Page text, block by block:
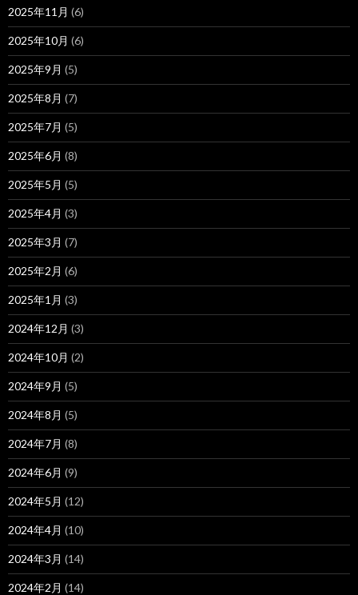
2025年11月 (6)
2025年10月 (6)
2025年9月 (5)
2025年8月 (7)
2025年7月 (5)
2025年6月 (8)
2025年5月 (5)
2025年4月 (3)
2025年3月 (7)
2025年2月 (6)
2025年1月 (3)
2024年12月 (3)
2024年10月 (2)
2024年9月 (5)
2024年8月 (5)
2024年7月 (8)
2024年6月 (9)
2024年5月 (12)
2024年4月 (10)
2024年3月 (14)
2024年2月 (14)